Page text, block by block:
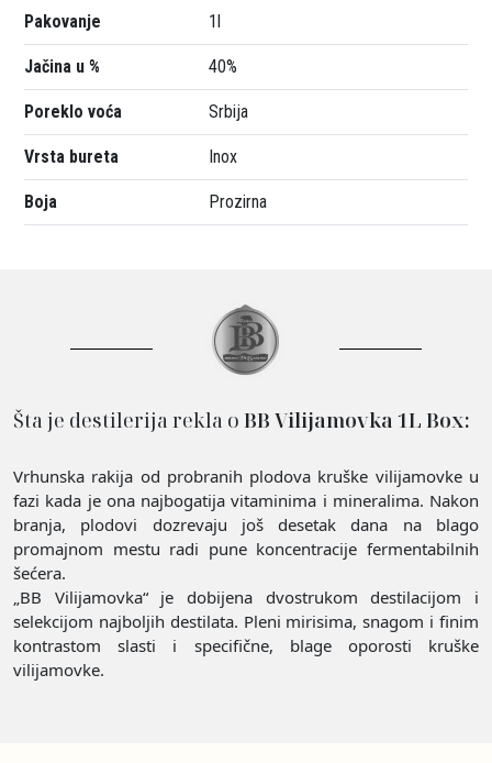
Pakovanje 1l
Jačina u % 40%
Poreklo voća Srbija
Vrsta bureta Inox
Boja Prozirna
Šta je destilerija rekla o BB Vilijamovka 1L Box:
Vrhunska rakija od probranih plodova kruške vilijamovke u
fazi kada je ona najbogatija vitaminima i mineralima. Nakon
branja, plodovi dozrevaju još desetak dana na blago
promajnom mestu radi pune koncentracije fermentabilnih
šećera.
„BB Vilijamovka“ je dobijena dvostrukom destilacijom i
selekcijom najboljih destilata. Pleni mirisima, snagom i finim
kontrastom slasti i specifične, blage oporosti kruške
vilijamovke.